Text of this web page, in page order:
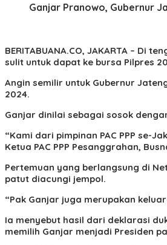
Ganjar Pranowo, Gubernur
BERITABUANA.CO, JAKARTA – Di
sulit untuk dapat ke bursa Pilpres
Angin semilir untuk Gubernur
2024.
Ganjar dinilai sebagai sosok
“Kami dari pimpinan PAC PPP se-
Ketua PAC PPP Pesanggrahan,
Pertemuan yang berlangsung di
patut diacungi jempol.
“Pak Ganjar juga merupakan
Ia menyebut hasil dari deklarasi
memilih Ganjar menjadi Presiden